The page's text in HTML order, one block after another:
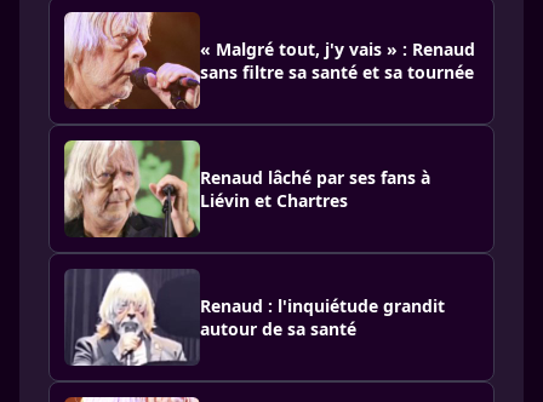
« Malgré tout, j'y vais » : Renaud
sans filtre sa santé et sa tournée
Renaud lâché par ses fans à
Liévin et Chartres
Renaud : l'inquiétude grandit
autour de sa santé